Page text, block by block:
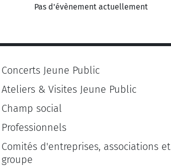
Pas d'évènement actuellement
Concerts Jeune Public
Ateliers & Visites Jeune Public
Champ social
Professionnels
Comités d'entreprises, associations et
groupe